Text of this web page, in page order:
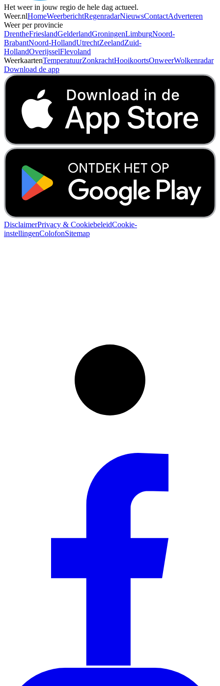
Het weer in jouw regio de hele dag actueel.
Weer.nlHomeWeerbericht
Weer per provincie
DrentheFrieslandGelderlandGroningenLimburg
BrabantNoord-HollandUtrecht
HollandOverijsselFlevoland
WeerkaartenTemperatuur
Download de app
DisclaimerPrivacy & Cookiebeleid